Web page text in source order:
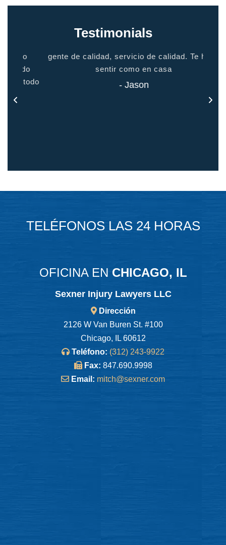
Testimonials
gente de calidad, servicio de calidad. Te hace
sentir como en casa
- Jason
TELÉFONOS LAS 24 HORAS
OFICINA EN CHICAGO, IL
Sexner Injury Lawyers LLC
Dirección
2126 W Van Buren St. #100
Chicago, IL 60612
Teléfono: (312) 243-9922
Fax: 847.690.9998
Email: mitch@sexner.com